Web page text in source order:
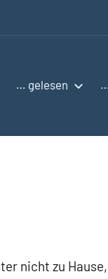
… gelesen
nicht zu